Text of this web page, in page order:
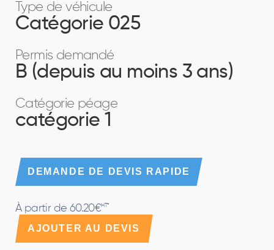
Type de véhicule
Catégorie 025
Permis demandé
B (depuis au moins 3 ans)
Catégorie péage
catégorie 1
DEMANDE DE DEVIS RAPIDE
À partir de 60.20€HT*
AJOUTER AU DEVIS